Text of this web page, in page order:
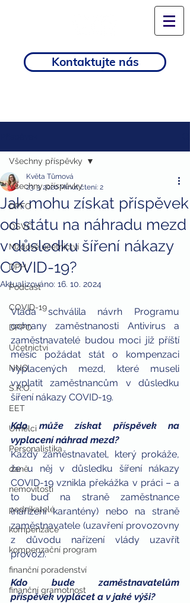
Kontaktujte nás
Všechny příspěvky
DPFO
OSVČ
Mzdové účetnictví
DPH
Podcast
COVID-19
DPPO
Účetnictví
NNO
S.R.O.
EET
Umělci
Personalistika
daně
nemovitosti
podnikatelé
kompenzace
kompenzační program
finanční poradenství
finanční gramotnost
Všechny příspěvky
Jak mohu získat příspěvek
od státu na náhradu mezd
v důsledku šíření nákazy
COVID-19?
Květa Tůmová
23. 3. 2020 Minut čtení: 2
Aktualizováno: 16. 10. 2024
Vláda schválila návrh Programu
ochrany zaměstnanosti Antivirus a
zaměstnavatelé budou moci již příští
měsíc požádat stát o kompenzaci
vyplacených mezd, které museli
vyplatit zaměstnancům v důsledku
šíření nákazy COVID-19.
Kdo může získat příspěvek na
vyplacení náhrad mezd?
Každý zaměstnavatel, který prokáže,
že u něj v důsledku šíření nákazy
COVID-19 vznikla překážka v práci – a
to buď na straně zaměstnance
(nařízení karantény) nebo na straně
zaměstnavatele (uzavření provozovny
z důvodu nařízení vlády uzavřít
provoz).
Kdo bude zaměstnavatelům
příspěvek vyplácet a v jaké výši?